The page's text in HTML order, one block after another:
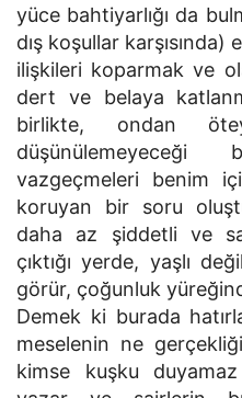
yüce bahtiyarlığı da
dış koşullar karşısında)
ilişkileri koparmak ve
dert ve belaya
birlikte, ondan
vazgeçmeleri benim
koruyan bir soru
daha az şiddetli ve
çıktığı yerde, yaşlı
görür, çoğunluk
Demek ki burada
meselenin ne
kimse kuşku